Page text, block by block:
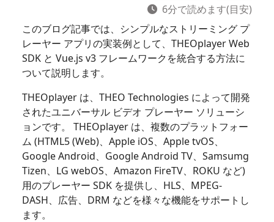
6分で読めます(目安)
このブログ記事では、シンプルなストリーミング プ
レーヤー アプリの実装例として、THEOplayer Web
SDK と Vue.js v3 フレームワークを統合する方法に
ついて説明します。
THEOplayer は、THEO Technologies によって開発
されたユニバーサル ビデオ プレーヤー ソリューシ
ョンです。 THEOplayer は、複数のプラットフォー
ム (HTML5 (Web)、Apple iOS、Apple tvOS、
Google Android、Google Android TV、Samsumg
Tizen、LG webOS、Amazon FireTV、ROKU など)
用のプレーヤー SDK を提供し、HLS、MPEG-
DASH、広告、DRM などを様々な機能をサポートし
ます。